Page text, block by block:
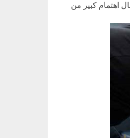
اهتمام كبير من